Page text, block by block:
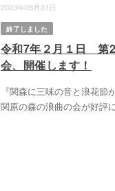
2023年05月31日
終了しました
令和7年２月１日 第
会、開催します！
『関森に三味の音と浪花
関原の森の浪曲の会が好評